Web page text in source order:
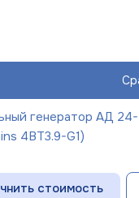
генератор АД
4BT3.9-G1)
стоимость